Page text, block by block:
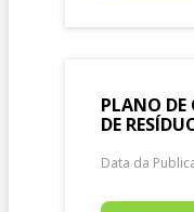
PLANO DE
DE
Data da